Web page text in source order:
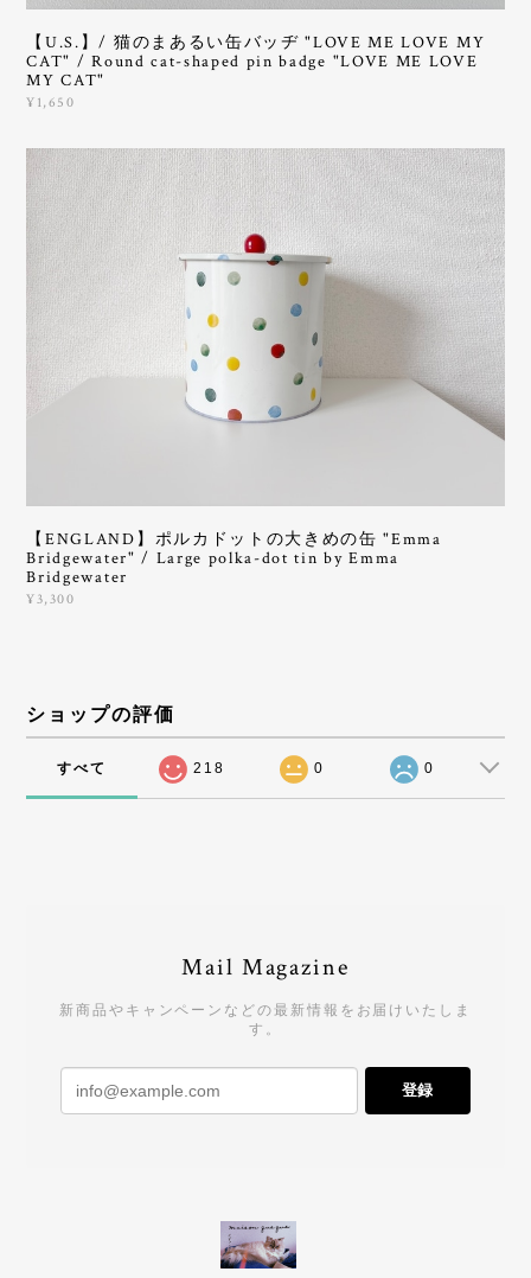
【U.S.】/ 猫のまあるい缶バッヂ "LOVE ME LOVE MY
CAT" / Round cat-shaped pin badge "LOVE ME LOVE
MY CAT"
¥1,650
【ENGLAND】ポルカドットの大きめの缶 "Emma
Bridgewater" / Large polka-dot tin by Emma
Bridgewater
¥3,300
ショップの評価
すべて 218 0 0
Mail Magazine
新商品やキャンペーンなどの最新情報をお届けいたしま
す。
登録